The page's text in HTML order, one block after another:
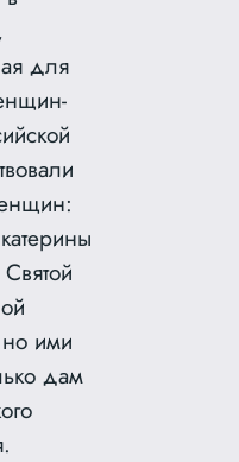
для
ими
дам